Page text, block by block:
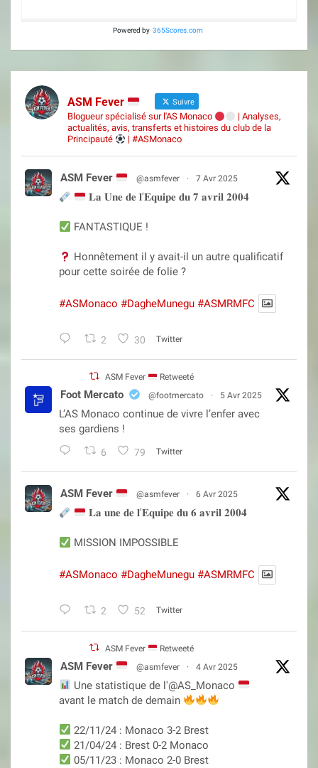
Powered by 365Scores.com
ASM Fever Suivre
Blogueur spécialisé sur l'AS Monaco
| Analyses,
actualités, avis, transferts et histoires du club de la
Principauté
| #ASMonaco
ASM Fever @asmfever · 7 Avr 2025
𝐋𝐚 𝐔𝐧𝐞 𝐝𝐞 𝐥'𝐄𝐪𝐮𝐢𝐩𝐞 𝐝𝐮 𝟕 𝐚𝐯𝐫𝐢𝐥 𝟐𝟎𝟎𝟒
FANTASTIQUE !
Honnêtement il y avait-il un autre qualificatif
pour cette soirée de folie ?
#ASMonaco #DagheMunegu #ASMRMFC
2 30 Twitter
ASM Fever Retweeté
Foot Mercato @footmercato · 5 Avr 2025
L’AS Monaco continue de vivre l’enfer avec
ses gardiens !
6 79 Twitter
ASM Fever @asmfever · 6 Avr 2025
𝐋𝐚 𝐮𝐧𝐞 𝐝𝐞 𝐥'𝐄𝐪𝐮𝐢𝐩𝐞 𝐝𝐮 𝟔 𝐚𝐯𝐫𝐢𝐥 𝟐𝟎𝟎𝟒
MISSION IMPOSSIBLE
#ASMonaco #DagheMunegu #ASMRMFC
2 52 Twitter
ASM Fever Retweeté
ASM Fever @asmfever · 4 Avr 2025
Une statistique de l'@AS_Monaco
avant le match de demain
22/11/24 : Monaco 3-2 Brest
21/04/24 : Brest 0-2 Monaco
05/11/23 : Monaco 2-0 Brest